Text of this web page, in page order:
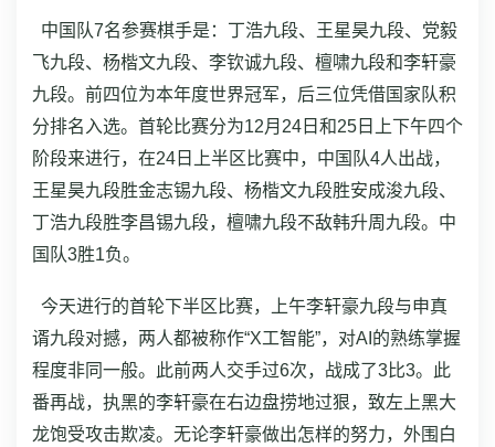
中国队7名参赛棋手是：丁浩九段、王星昊九段、党毅
飞九段、杨楷文九段、李钦诚九段、檀啸九段和李轩豪
九段。前四位为本年度世界冠军，后三位凭借国家队积
分排名入选。首轮比赛分为12月24日和25日上下午四个
阶段来进行，在24日上半区比赛中，中国队4人出战，
王星昊九段胜金志锡九段、杨楷文九段胜安成浚九段、
丁浩九段胜李昌锡九段，檀啸九段不敌韩升周九段。中
国队3胜1负。
今天进行的首轮下半区比赛，上午李轩豪九段与申真
谞九段对撼，两人都被称作“X工智能”，对AI的熟练掌握
程度非同一般。此前两人交手过6次，战成了3比3。此
番再战，执黑的李轩豪在右边盘捞地过狠，致左上黑大
龙饱受攻击欺凌。无论李轩豪做出怎样的努力，外围白